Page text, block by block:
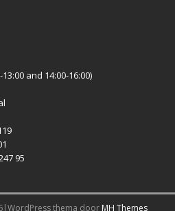
and 14:00-16:00)
95
thema door MH Themes